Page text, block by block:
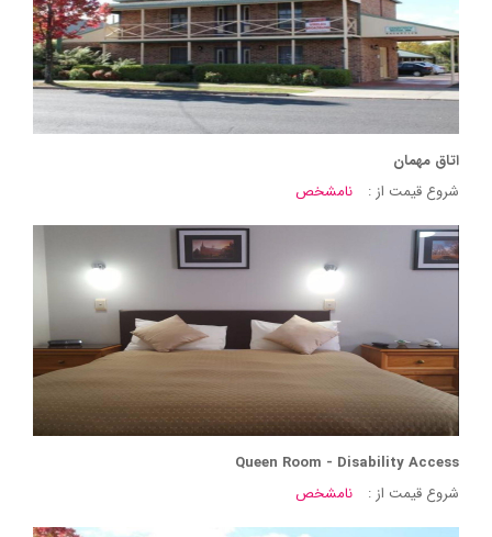
اتاق مهمان
شروع قیمت از :
نامشخص
Queen Room - Disability Access
شروع قیمت از :
نامشخص